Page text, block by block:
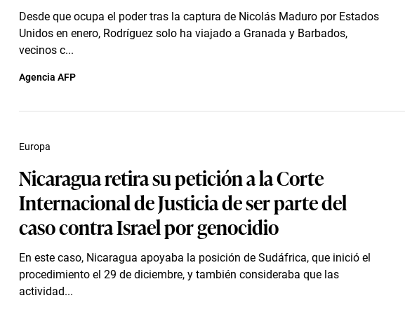
Desde que ocupa el poder tras la captura de Nicolás Maduro por Estados
Unidos en enero, Rodríguez solo ha viajado a Granada y Barbados,
vecinos c...
Agencia AFP
Nicaragua retira su petición a la Corte
Internacional de Justicia de ser parte del
caso contra Israel por genocidio
En este caso, Nicaragua apoyaba la posición de Sudáfrica, que inició el
procedimiento el 29 de diciembre, y también consideraba que las
actividad...
Europa